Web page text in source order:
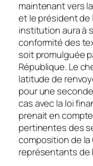
maintenant vers
et le président de
institution aura à
conformité des
soit promulguée
République. Le
latitude de
pour une
cas avec la loi
prenait en
pertinentes des
composition de la
représentants de